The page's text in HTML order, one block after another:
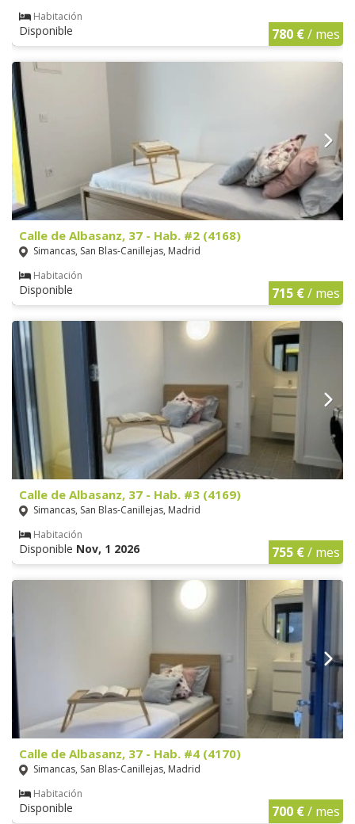
Habitación
Disponible 780 €/ mes
Calle de Albasanz, 37 - Hab. #2 (4168)
Simancas, San Blas-Canillejas, Madrid
Habitación
Disponible 715 €/ mes
Calle de Albasanz, 37 - Hab. #3 (4169)
Simancas, San Blas-Canillejas, Madrid
Habitación
Disponible Nov, 1 2026 755 €/ mes
Calle de Albasanz, 37 - Hab. #4 (4170)
Simancas, San Blas-Canillejas, Madrid
Habitación
Disponible 700 €/ mes